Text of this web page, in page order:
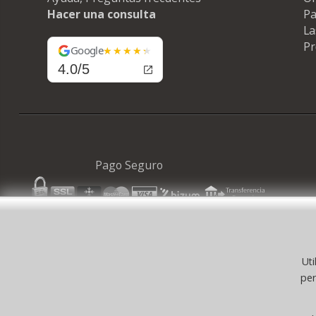
Hacer una consulta
Google
4.0/5
Pago Seguro
©